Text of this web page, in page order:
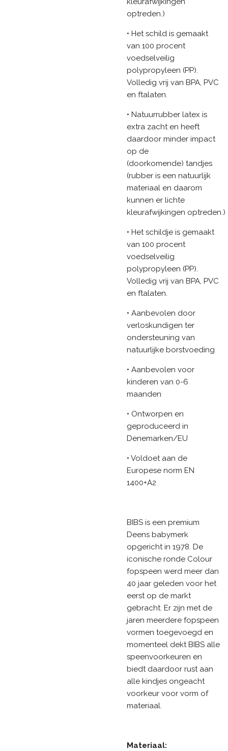
optreden.)
• Het schild is gemaakt
van 100 procent
voedselveilig
polypropyleen (PP).
Volledig vrij van BPA, PVC
en ftalaten.
• Natuurrubber latex is
extra zacht en heeft
daardoor minder impact
op de
(doorkomende) tandjes
(rubber is een natuurlijk
materiaal en daarom
kunnen er lichte
kleurafwijkingen optreden.)
• Het schildje is gemaakt
van 100 procent
voedselveilig
polypropyleen (PP).
Volledig vrij van BPA, PVC
en ftalaten.
• Aanbevolen door
verloskundigen ter
ondersteuning van
natuurlijke borstvoeding
• Aanbevolen voor
kinderen van 0-6
maanden
• Ontworpen en
geproduceerd in
Denemarken/EU
• Voldoet aan de
Europese norm EN
1400+A2
BIBS is een premium
Deens babymerk
opgericht in 1978. De
iconische ronde Colour
fopspeen werd meer dan
40 jaar geleden voor het
eerst op de markt
gebracht. Er zijn met de
jaren meerdere fopspeen
vormen toegevoegd en
momenteel dekt BIBS alle
speenvoorkeuren en
biedt daardoor rust aan
alle kindjes ongeacht
voorkeur voor vorm of
materiaal.
Materiaal: